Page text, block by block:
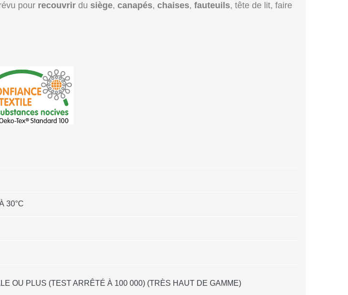
pour recouvrir du siège, canapés, chaises, fauteuils, tête de lit, faire
30°C
OU PLUS (TEST ARRÊTÉ À 100 000) (TRÈS HAUT DE GAMME)